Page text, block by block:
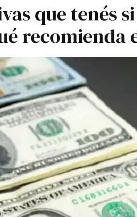
que tenés
recomienda